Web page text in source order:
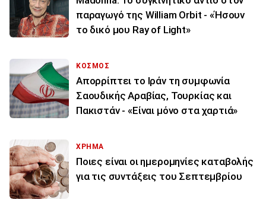
παραγωγό της William Orbit - «Ήσουν
το δικό μου Ray of Light»
ΚΟΣΜΟΣ
Απορρίπτει το Ιράν τη συμφωνία
Σαουδικής Αραβίας, Τουρκίας και
Πακιστάν - «Είναι μόνο στα χαρτιά»
ΧΡΗΜΑ
Ποιες είναι οι ημερομηνίες καταβολής
για τις συντάξεις του Σεπτεμβρίου